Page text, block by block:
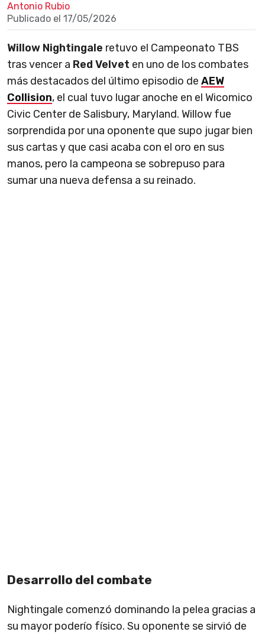
Antonio Rubio
Publicado el 17/05/2026
Willow Nightingale retuvo el Campeonato TBS
tras vencer a Red Velvet en uno de los combates
más destacados del último episodio de AEW
Collision, el cual tuvo lugar anoche en el Wicomico
Civic Center de Salisbury, Maryland. Willow fue
sorprendida por una oponente que supo jugar bien
sus cartas y que casi acaba con el oro en sus
manos, pero la campeona se sobrepuso para
sumar una nueva defensa a su reinado.
Desarrollo del combate
Nightingale comenzó dominando la pelea gracias a
su mayor poderío físico. Su oponente se sirvió de